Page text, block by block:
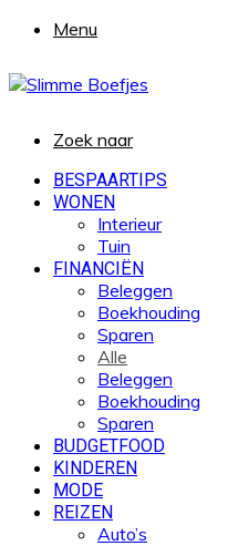
Menu
Zoek naar
BESPAARTIPS
WONEN
Interieur
Tuin
FINANCIËN
Beleggen
Boekhouding
Sparen
Alle
Beleggen
Boekhouding
Sparen
BUDGETFOOD
KINDEREN
MODE
REIZEN
Auto’s